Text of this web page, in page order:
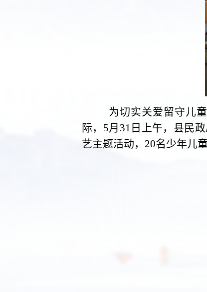
为切实关爱留守儿
际，5月31日上午，县民
艺主题活动，20名少年儿